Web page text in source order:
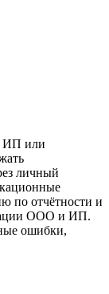
ИП или
личный
по отчётности и
ООО и ИП.
ошибки,